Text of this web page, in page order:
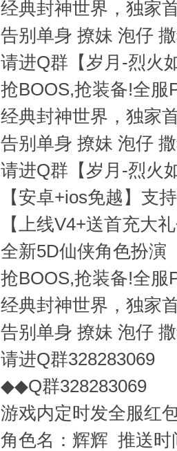
经典封神世界，独家
告别单身 撩妹 泡仔
请进Q群【岁月-烈火
抢BOOS,抢装备!全服
经典封神世界，独家
告别单身 撩妹 泡仔
请进Q群【岁月-烈火
【安卓+ios免越】支
【上线V4+送首充大
全新5D仙侠角色扮演
抢BOOS,抢装备!全服
经典封神世界，独家
告别单身 撩妹 泡仔
请进Q群328283069
◆◆Q群328283069
游戏内定时发全服红
角色名：辉辉 推送时